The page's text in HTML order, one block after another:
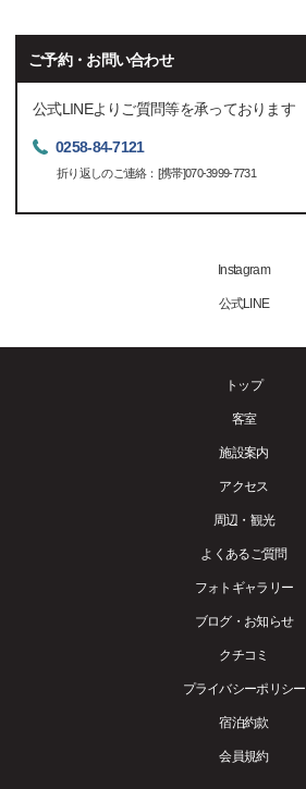
ご予約・お問い合わせ
公式LINEよりご質問等を承っております
0258-84-7121
折り返しのご連絡：[携帯]070-3999-7731
Instagram
公式LINE
トップ
客室
施設案内
アクセス
周辺・観光
よくあるご質問
フォトギャラリー
ブログ・お知らせ
クチコミ
プライバシーポリシー
宿泊約款
会員規約